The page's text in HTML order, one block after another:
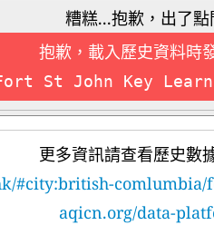
糟糕...抱歉，出了點
抱歉，載入歷史資料時
St John Key
更多資訊請查看歷史數
#city:british-
aqicn.org/data-